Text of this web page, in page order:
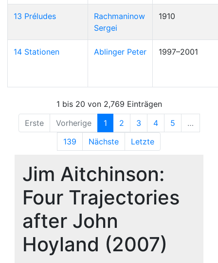
13 Préludes
Rachmaninow
Sergei
1910
14 Stationen Ablinger Peter 1997–2001
1 bis 20 von 2,769 Einträgen
Erste
Vorherige 1 2 3 4 5
…
139
Nächste Letzte
Jim Aitchinson:
Four Trajectories
after John
Hoyland (2007)